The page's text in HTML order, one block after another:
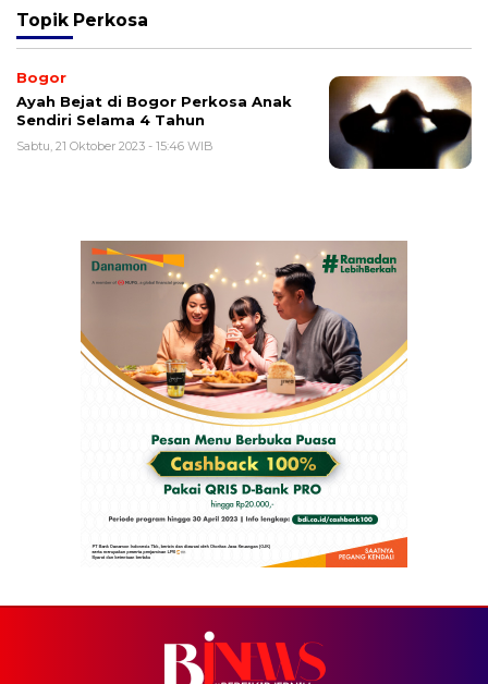
Topik Perkosa
Bogor
Ayah Bejat di Bogor Perkosa Anak
Sendiri Selama 4 Tahun
Sabtu, 21 Oktober 2023 - 15:46 WIB